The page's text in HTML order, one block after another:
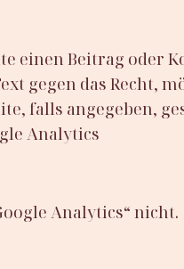
einen Beitrag oder
gegen das Recht,
falls angegeben,
Analytics
Analytics“ nicht.